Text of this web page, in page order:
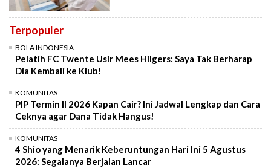
Terpopuler
BOLA INDONESIA
Pelatih FC Twente Usir Mees Hilgers: Saya Tak Berharap
Dia Kembali ke Klub!
KOMUNITAS
PIP Termin II 2026 Kapan Cair? Ini Jadwal Lengkap dan Cara
Ceknya agar Dana Tidak Hangus!
KOMUNITAS
4 Shio yang Menarik Keberuntungan Hari Ini 5 Agustus
2026: Segalanya Berjalan Lancar